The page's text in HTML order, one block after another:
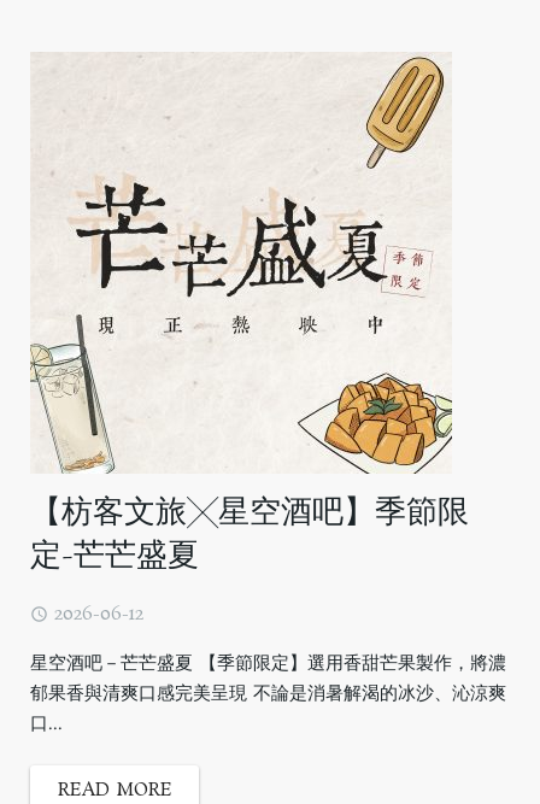
【枋客文旅╳星空酒吧】季節限
定-芒芒盛夏
2026-06-12
星空酒吧－芒芒盛夏 【季節限定】選用香甜芒果製作，將濃
郁果香與清爽口感完美呈現 不論是消暑解渴的冰沙、沁涼爽
口...
READ MORE